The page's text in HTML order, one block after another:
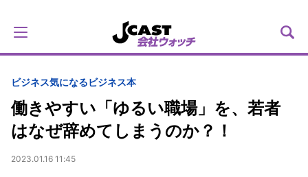
ビジネス気になるビジネス本
働きやすい「ゆるい職場」を、若者
はなぜ辞めてしまうのか？！
2023.01.16 11:45